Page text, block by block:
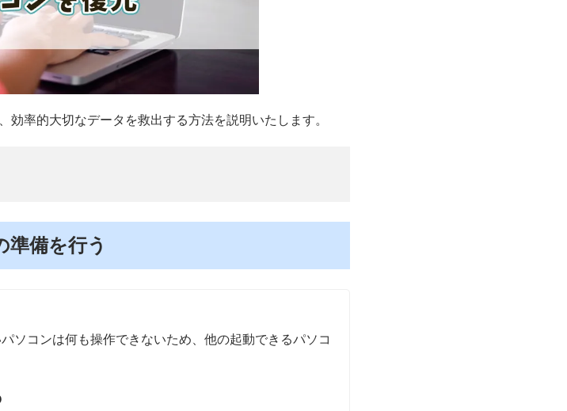
率的大切なデータを救出する方法を説明いたします。
準備を行う
ソコンは何も操作できないため、他の起動できるパソコ